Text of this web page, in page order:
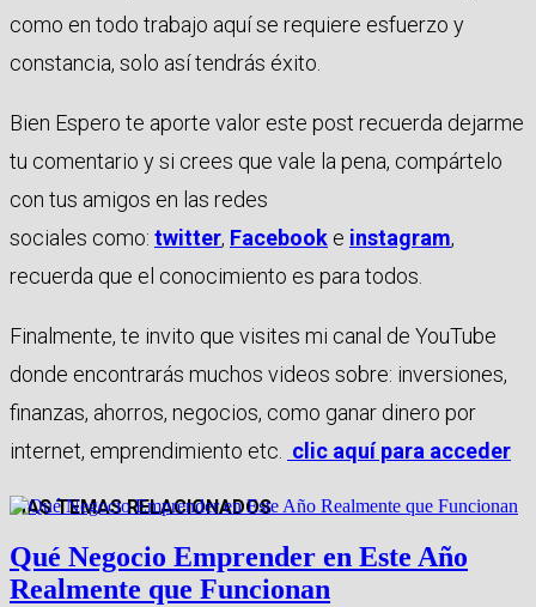
como en todo trabajo aquí se requiere esfuerzo y
constancia, solo así tendrás éxito.
Bien Espero te aporte valor este post recuerda dejarme
tu comentario y si crees que vale la pena, compártelo
con tus amigos en las redes
sociales como: twitter, Facebook e instagram,
recuerda que el conocimiento es para todos.
Finalmente, te invito que visites mi canal de YouTube
donde encontrarás muchos videos sobre: inversiones,
finanzas, ahorros, negocios, como ganar dinero por
internet, emprendimiento etc.
clic aquí para acceder
MAS TEMAS RELACIONADOS
Qué Negocio Emprender en Este Año
Realmente que Funcionan